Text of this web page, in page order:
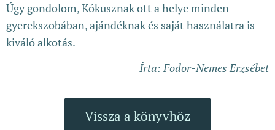
Úgy gondolom, Kókusznak ott a helye minden
gyerekszobában, ajándéknak és saját használatra is
kiváló alkotás.
Írta: Fodor-Nemes Erzsébet
Vissza a könyvhöz